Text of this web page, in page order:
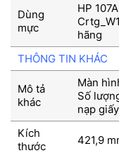
Dùng
mực
HP
hãng
THÔNG TIN KHÁC
Mô tả
khác
Màn
Số
nạp
Kích
thước
421,9